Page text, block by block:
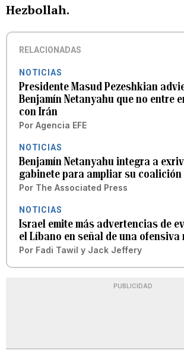
Hezbollah.
RELACIONADAS
NOTICIAS
Presidente Masud Pezeshkian
Benjamín Netanyahu que no entre
con Irán
Por Agencia EFE
NOTICIAS
Benjamín Netanyahu integra a
gabinete para ampliar su coalición
Por The Associated Press
NOTICIAS
Israel emite más advertencias de
el Líbano en señal de una ofensiva
Por Fadi Tawil y Jack Jeffery
PUBLICIDAD